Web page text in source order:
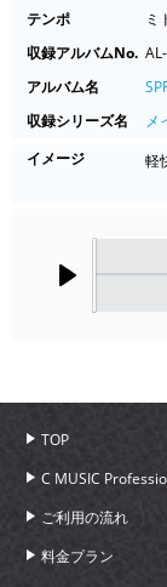
テンポ
ミ
収録アルバムNo.
アルバム名
収録シリーズ名
メ
イメージ
軽
TOP
C MUSIC
ご利用の流れ
料金プラン